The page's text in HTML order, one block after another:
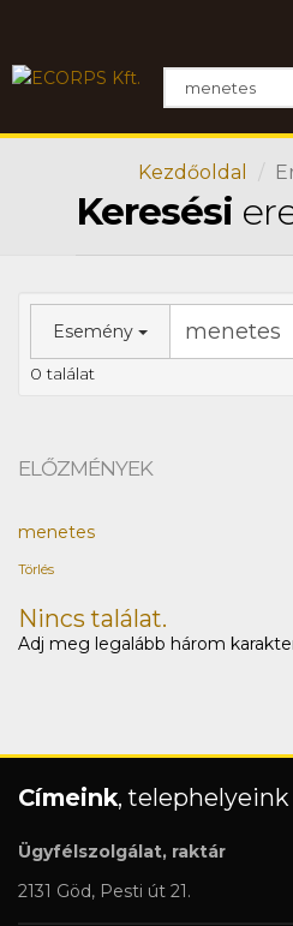
Kezdőoldal
Keresési
Esemény
0 találat
ELŐZMÉNYEK
menetes
Törlés
Nincs találat.
Adj meg legalább három
Címeink, telephelyeink
Ügyfélszolgálat, raktár
2131 Göd, Pesti út 21.